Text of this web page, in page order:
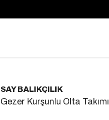
SAY BALIKÇILIK
Gezer Kurşunlu Olta Takımı